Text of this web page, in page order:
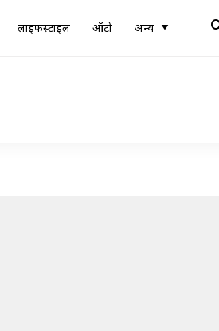
लाइफस्टाइल ऑटो अन्य